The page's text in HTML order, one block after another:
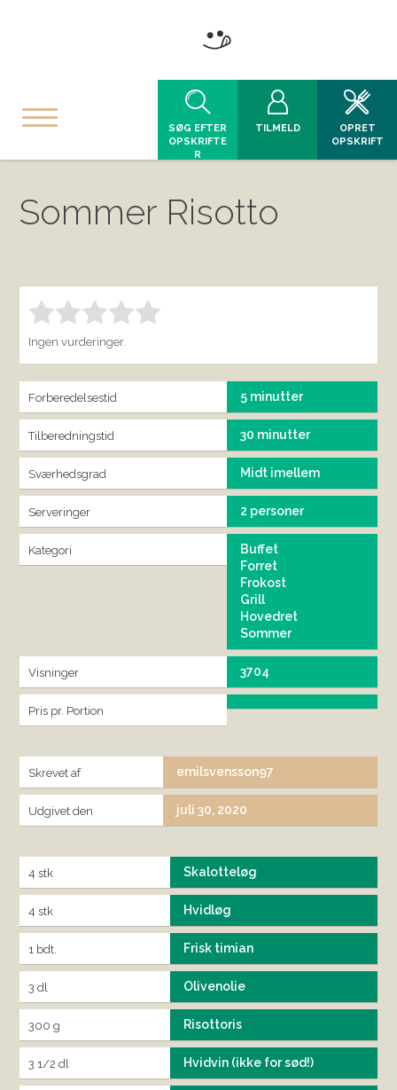
SØG EFTER
OPSKRIFTE
R
TILMELD
OPRET
OPSKRIFT
Sommer Risotto
Bedøm denne vare: 1.00
Ingen vurderinger.
Forberedelsestid 5 minutter
Tilberedningstid 30 minutter
Sværhedsgrad Midt imellem
Serveringer 2 personer
Kategori
Buffet
Forret
Frokost
Grill
Hovedret
Sommer
Visninger 3704
Pris pr. Portion
Skrevet af emilsvensson97
Udgivet den juli 30, 2020
4 stk Skalotteløg
4 stk Hvidløg
1 bdt. Frisk timian
3 dl Olivenolie
300 g Risottoris
3 1/2 dl Hvidvin (ikke for sød!)